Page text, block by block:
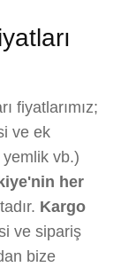
fiyatlarımız;
ve ek
vb.)
her
Kargo
ve sipariş
bize